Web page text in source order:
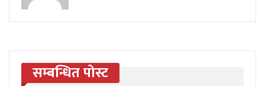
सम्बन्धित पोस्ट